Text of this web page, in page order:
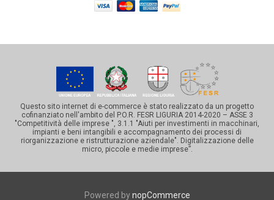
Questo sito internet di e-commerce è stato realizzato da un progetto
cofinanziato nell'ambito del P.O.R. FESR LIGURIA 2014-2020 – ASSE 3
"Competitività delle imprese ", 3.1.1 "Aiuti per investimenti in macchinari,
impianti e beni intangibili e accompagnamento dei processi di
riorganizzazione e ristrutturazione aziendale". Digitalizzazione delle
micro, piccole e medie imprese”.
Powered bynopCommerce